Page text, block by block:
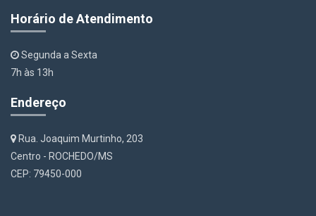
Horário de Atendimento
Segunda a Sexta
7h às 13h
Endereço
Rua. Joaquim Murtinho, 203
Centro - ROCHEDO/MS
CEP: 79450-000